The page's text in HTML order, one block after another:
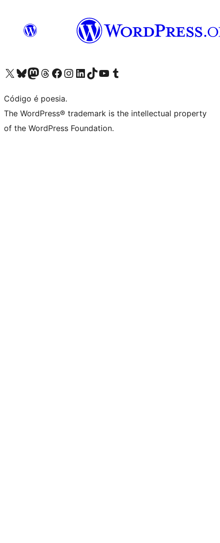
Visite a nossa conta X (antigo Twitter)
Visit our Bluesky account
Visit our Mastodon account
Visit our Threads account
Visite a nossa página do Facebook
Visite a nossa conta no Instagram
Visite a nossa conta no LinkedIn
Visit our TikTok account
Visit our YouTube channel
Visit our Tumblr account
Código é poesia.
The WordPress® trademark is the intellectual property
of the WordPress Foundation.